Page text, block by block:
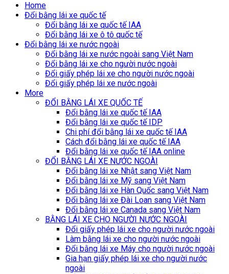
Home
Đổi bằng lái xe quốc tế
Đổi bằng lái xe quốc tế IAA
Đổi bằng lái xe ô tô quốc tế
Đổi bằng lái xe nước ngoài
Đổi bằng lái xe nước ngoài sang Việt Nam
Đổi bằng lái xe cho người nước ngoài
Đổi giấy phép lái xe cho người nước ngoài
Đổi giấy phép lái xe nước ngoài
More
ĐỔI BẰNG LÁI XE QUỐC TẾ
Đổi bằng lái xe quốc tế IAA
Đổi bằng lái xe quốc tế IDP
Chi phí đổi bằng lái xe quốc tế IAA
Cách đổi bằng lái xe quốc tế IAA
Đổi bằng lái xe quốc tế IAA online
ĐỔI BẰNG LÁI XE NƯỚC NGOÀI
Đổi bằng lái xe Nhật sang Việt Nam
Đổi bằng lái xe Mỹ sang Việt Nam
Đổi bằng lái xe Hàn Quốc sang Việt Nam
Đổi bằng lái xe Đài Loan sang Việt Nam
Đổi bằng lái xe Canada sang Việt Nam
BẰNG LÁI XE CHO NGƯỜI NƯỚC NGOÀI
Đổi giấy phép lái xe cho người nước ngoài
Làm bằng lái xe cho người nước ngoài
Đổi bằng lái xe Máy cho người nước ngoài
Gia hạn giấy phép lái xe cho người nước
ngoài